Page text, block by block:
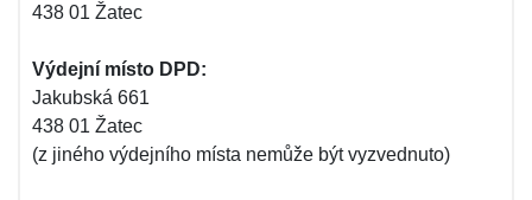
438 01 Žatec
Výdejní místo DPD:
Jakubská 661
438 01 Žatec
(z jiného výdejního místa nemůže být vyzvednuto)